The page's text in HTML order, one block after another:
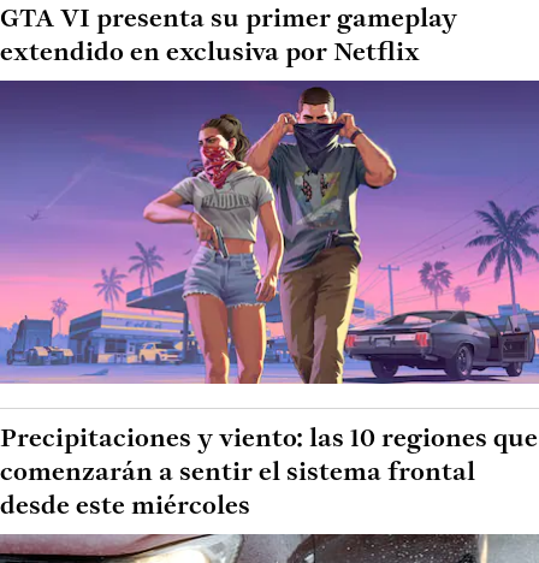
GTA VI presenta su primer gameplay
extendido en exclusiva por Netflix
Precipitaciones y viento: las 10 regiones que
comenzarán a sentir el sistema frontal
desde este miércoles